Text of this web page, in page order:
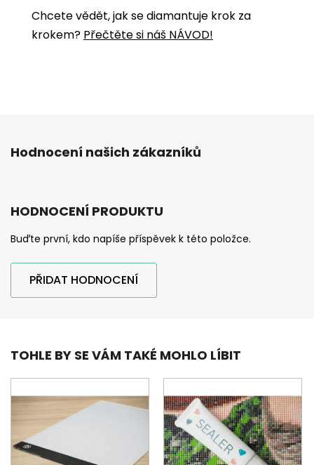
Chcete vědět, jak se diamantuje krok za
krokem? Přečtěte si náš NÁVOD!
Hodnocení našich zákazníků
HODNOCENÍ PRODUKTU
Buďte první, kdo napíše příspěvek k této položce.
PŘIDAT HODNOCENÍ
TOHLE BY SE VÁM TAKÉ MOHLO LÍBIT